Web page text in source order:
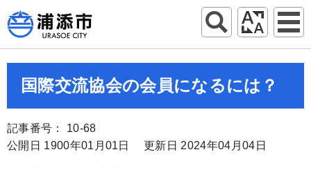
国際交流協会の会員になるには？
記事番号： 10-68
公開日 1900年01月01日
更新日 2024年04月04日